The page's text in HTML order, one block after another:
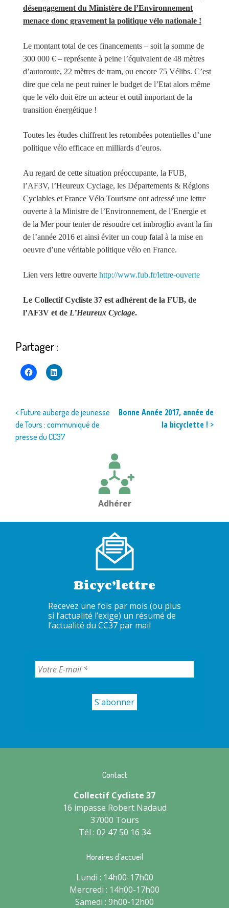
désengagement du Ministère de l’Environnement
menace donc gravement la politique vélo nationale !
Le montant total de ces financements – soit la somme de
300 000 € – représente à peine l’équivalent de 48 mètres
d’autoroute, 22 mètres de tram, ou encore 75 Vélibs. C’est
dire que cela ne peut ruiner le budget de l’Etat alors même
que le vélo doit être un acteur et outil important de la
transition énergétique !
Toutes les études chiffrent les retombées potentielles d’une
politique vélo efficace en milliards d’euros.
Au regard de cette situation préoccupante, la FUB,
l’AF3V, l’Heureux Cyclage, les Départements & Régions
Cyclables et France Vélo Tourisme ont adressé une lettre
ouverte à la Ministre de l’Environnement, de l’Energie et
de la Mer pour tenter de résoudre cet imbroglio avant la fin
de l’année 2016 et ainsi éviter un coup fatal à la mise en
oeuvre d’une véritable politique vélo en France.
Lien vers lettre ouverte http://www.fub.fr/lettre-ouverte
Le Collectif Cycliste 37 est adhérent de la FUB, de
l’AF3V et de L’Heureux Cyclage.
Partager :
Navigation
de
< Future auberge de jeunesse
de Tours : communiqué de
presse du CC37
Bonne Année 2017, année de
la bicyclette ! >
Adhérer
Bicyc’lettre
Recevez une fois par mois (ou plus
si l’actualité l’exige) un résumé de
l’actualité du CC37 par mail
Contact
Collectif Cycliste 37
16 impasse Robert Nadaud
37000 Tours
Tél : 02 47 50 16 34
Horaires d’accueil
Lundi : 14h00-17h00
Mercredi : 14h00-17h00
Samedi : 9h00-12h00